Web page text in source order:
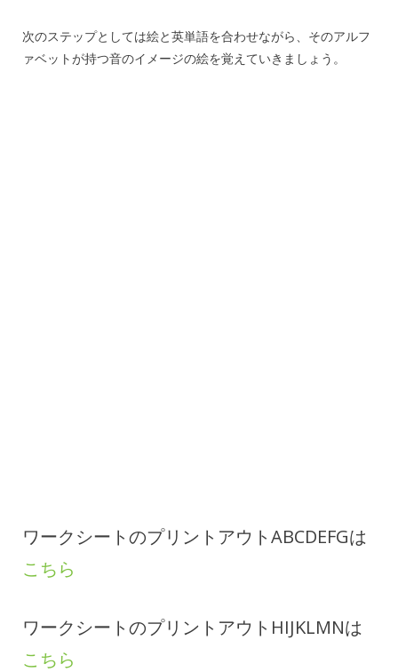
次のステップとしては絵と英単語を合わせながら、そのアルフ
ァベットが持つ音のイメージの絵を覚えていきましょう。
ワークシートのプリントアウトABCDEFGは
こちら
ワークシートのプリントアウトHIJKLMNは
こちら